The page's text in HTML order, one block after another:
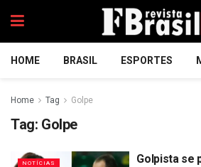
HOME BRASIL ESPORTES
Home Tag Golpe
Tag: Golpe
NOTÍCIAS
Golpista se